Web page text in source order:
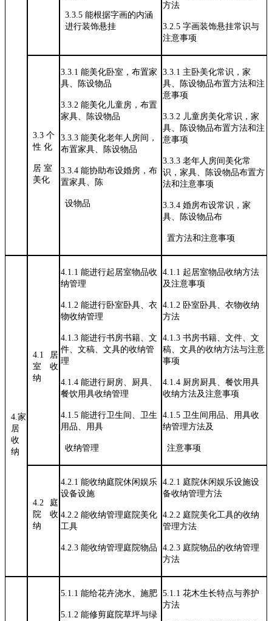
3.3.5 能根据字画的内涵
进行装饰悬挂
方法
3.2.5字画装饰悬挂常识与
注意事项
3.3 个
性 化
居 室
美化
3.3.1能美化卧室，布置家
具、陈设物品
3.3.2能美化儿童房，布置
家具、陈设物品
3.3.3能美化老年人房间，
布置家具、
陈设物品
3.3.4能协助布设婚房，布
置家具、陈
设物品
3.3.1 主卧美化常识，家
具、陈设物品布置方法和注
意事项
3.3.2 儿童房美化常识，家
具、陈设物品布置方法和注
意事项
3.3.3老年人房间美化常
识，家具、陈设物品布置方
法和注意事项
3.3.4婚房布设常识，家
具、陈设物品布
置方法和注意事项
4.家
居
收
纳
4.1
居
室
收
纳
4.1.1能进行起居室物品收
纳管理
4.1.2能进行卧室卧具、衣
物收纳管理
4.1.3能进行书房书籍、文
件、文稿、文具的收纳管
理
4.1.4能进行厨房、厨具、
餐饮用具收纳管理
4.1.5能进行卫生间、卫生
用品、用具
收纳管理
4.1.1 起居室物品收纳方法
及注意事项
4.1.2 卧室卧具、衣物收纳
方法
4.1.3书房书籍、文件、文
稿、文具的收纳方法与注意
事项
4.1.4 厨房厨具、餐饮用具
收纳方法及注意事项
4.1.5卫生间用品、用具收
纳管理方法及
注意事项
4.2
庭
院
收
纳
4.2.1能收纳庭院休闲娱乐
设备设施
4.2.2能收纳管理庭院美化
工具
4.2.3能收纳管理庭院物品
4.2.1 庭院休闲娱乐设施设
备收纳管理方法
4.2.2 庭院美化工具的收纳
管理方法
4.2.3 庭院物品的收纳管理
方法
5.1.1能给花卉浇水、施肥
5.1.2能修剪庭院草坪与绿
5.1.1花木生长特点与养护
方法